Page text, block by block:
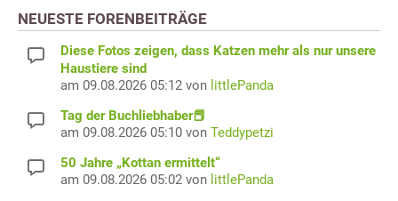
NEUESTE FORENBEITRÄGE
Diese Fotos zeigen, dass Katzen mehr als nur unsere
Haustiere sind
am 09.08.2026 05:12 von littlePanda
Tag der Buchliebhaber📕
am 09.08.2026 05:10 von Teddypetzi
50 Jahre „Kottan ermittelt“
am 09.08.2026 05:02 von littlePanda